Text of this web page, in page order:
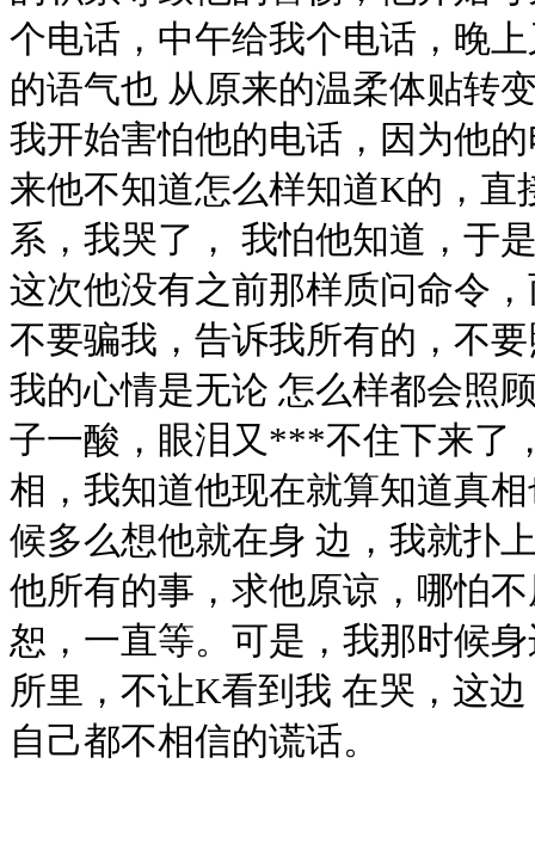
个电话，中午给我个电话，晚
的语气也 从原来的温柔体贴转
我开始害怕他的电话，因为他
来他不知道怎么样知道K的，直
系，我哭了， 我怕他知道，于
这次他没有之前那样质问命令
不要骗我，告诉我所有的，不
我的心情是无论 怎么样都会照
子一酸，眼泪又***不住下来了
相，我知道他现在就算知道真
候多么想他就在身 边，我就扑
他所有的事，求他原谅，哪怕
恕，一直等。可是，我那时候
所里，不让K看到我 在哭，这
自己都不相信的谎话。